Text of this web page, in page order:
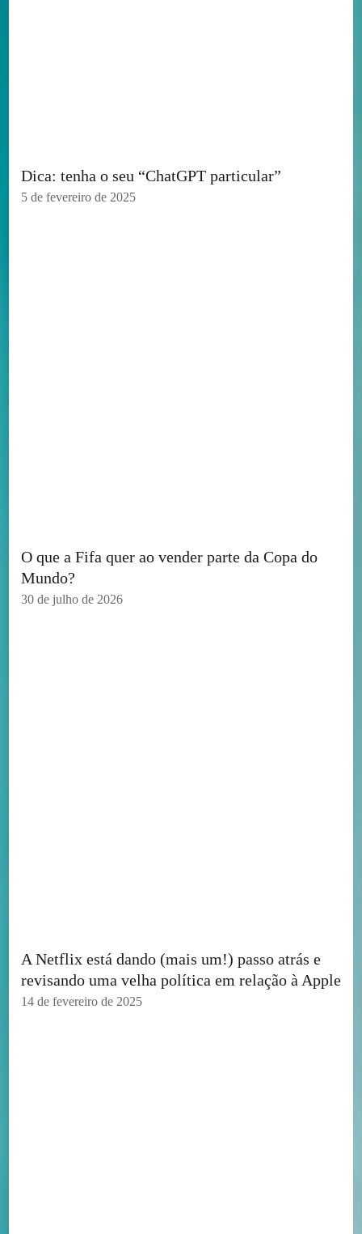
Dica: tenha o seu “ChatGPT particular”
5 de fevereiro de 2025
O que a Fifa quer ao vender parte da Copa do
Mundo?
30 de julho de 2026
A Netflix está dando (mais um!) passo atrás e
revisando uma velha política em relação à Apple
14 de fevereiro de 2025